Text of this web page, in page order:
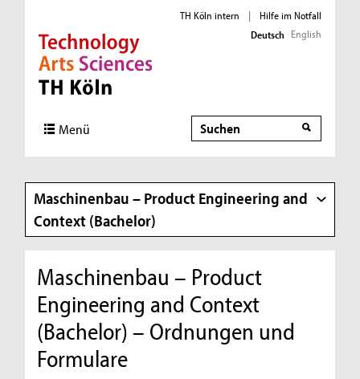
Direkt zur Hauptnavigation
Direkt zur Subnavigation
Direkt zum Inhalt
Direkt zum Fußbereich
TH Köln intern |
Hilfe im Notfall
Deutsch English
Menü Suche
Maschinenbau – Product Engineering and
Context (Bachelor)
Maschinenbau – Product
Engineering and Context
(Bachelor) – Ordnungen und
Formulare